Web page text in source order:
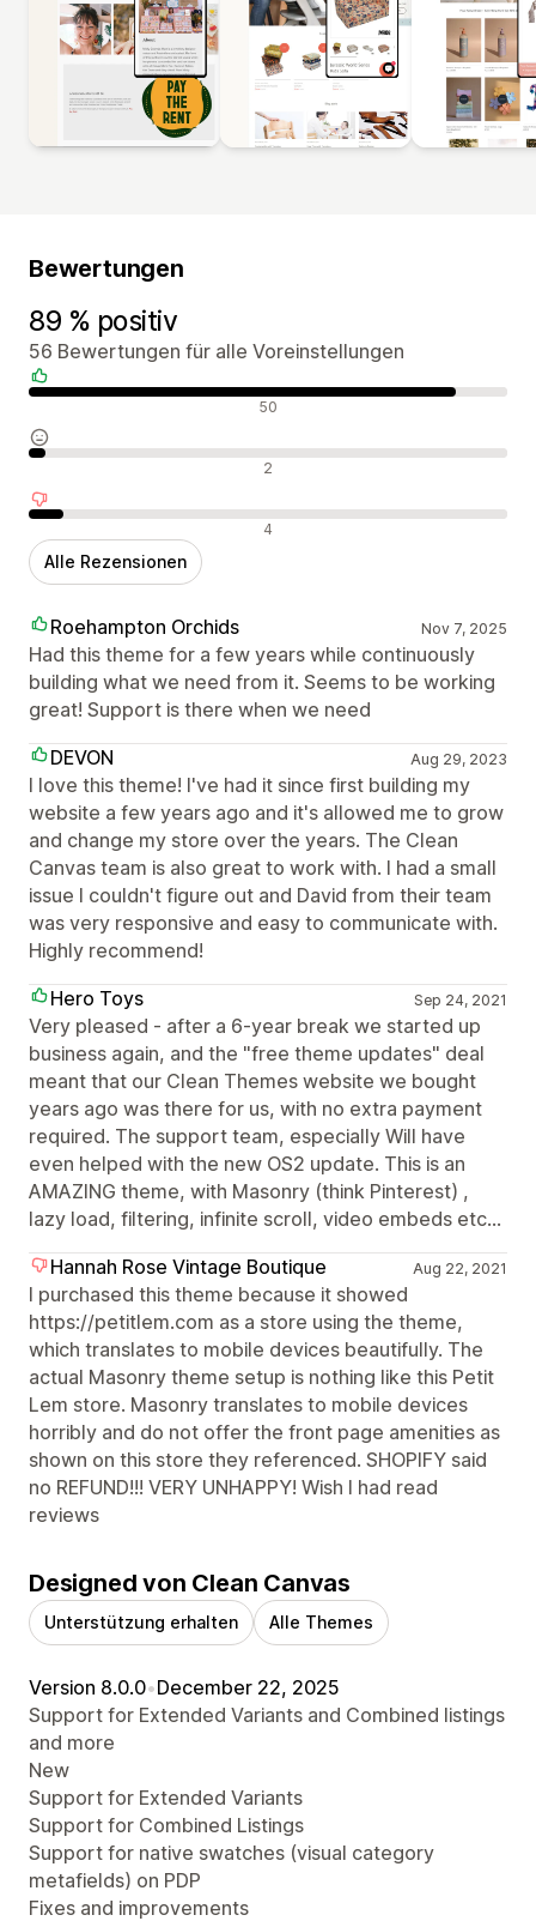
Bewertungen
89 % positiv
56 Bewertungen für alle Voreinstellungen
Positive Bewertungen 50
Neutrale Bewertungen 2
Negative Bewertungen 4
Alle Rezensionen
Roehampton Orchids Nov 7, 2025
Had this theme for a few years while continuously
building what we need from it. Seems to be working
great! Support is there when we need
DEVON
Aug 29, 2023
I love this theme! I've had it since first building my
website a few years ago and it's allowed me to grow
and change my store over the years. The Clean
Canvas team is also great to work with. I had a small
issue I couldn't figure out and David from their team
was very responsive and easy to communicate with.
Highly recommend!
Hero Toys
Sep 24, 2021
Very pleased - after a 6-year break we started up
business again, and the "free theme updates" deal
meant that our Clean Themes website we bought
years ago was there for us, with no extra payment
required. The support team, especially Will have
even helped with the new OS2 update. This is an
AMAZING theme, with Masonry (think Pinterest) ,
lazy load, filtering, infinite scroll, video embeds etc...
Hannah Rose Vintage Boutique
Aug 22, 2021
I purchased this theme because it showed
https://petitlem.com as a store using the theme,
which translates to mobile devices beautifully. The
actual Masonry theme setup is nothing like this Petit
Lem store. Masonry translates to mobile devices
horribly and do not offer the front page amenities as
shown on this store they referenced. SHOPIFY said
no REFUND!!! VERY UNHAPPY! Wish I had read
reviews
Designed von Clean Canvas
Unterstützung erhalten Alle Themes
Version 8.0.0•December 22, 2025
Support for Extended Variants and Combined listings
and more
New
Support for Extended Variants
Support for Combined Listings
Support for native swatches (visual category
metafields) on PDP
Fixes and improvements